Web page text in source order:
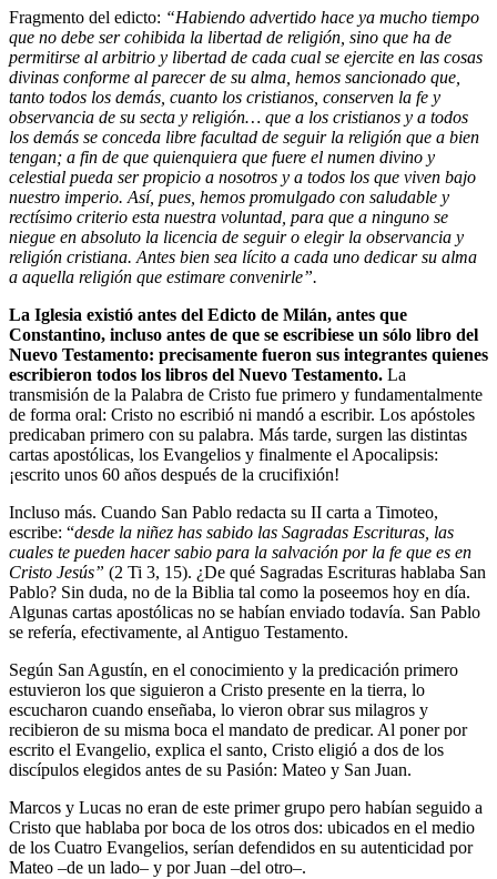
Fragmento del edicto: “Habiendo advertido hace ya mucho tiempo
que no debe ser cohibida la libertad de religión, sino que ha de
permitirse al arbitrio y libertad de cada cual se ejercite en las cosas
divinas conforme al parecer de su alma, hemos sancionado que,
tanto todos los demás, cuanto los cristianos, conserven la fe y
observancia de su secta y religión… que a los cristianos y a todos
los demás se conceda libre facultad de seguir la religión que a bien
tengan; a fin de que quienquiera que fuere el numen divino y
celestial pueda ser propicio a nosotros y a todos los que viven bajo
nuestro imperio. Así, pues, hemos promulgado con saludable y
rectísimo criterio esta nuestra voluntad, para que a ninguno se
niegue en absoluto la licencia de seguir o elegir la observancia y
religión cristiana. Antes bien sea lícito a cada uno dedicar su alma
a aquella religión que estimare convenirle”.
La Iglesia existió antes del Edicto de Milán, antes que
Constantino, incluso antes de que se escribiese un sólo libro del
Nuevo Testamento: precisamente fueron sus integrantes quienes
escribieron todos los libros del Nuevo Testamento. La
transmisión de la Palabra de Cristo fue primero y fundamentalmente
de forma oral: Cristo no escribió ni mandó a escribir. Los apóstoles
predicaban primero con su palabra. Más tarde, surgen las distintas
cartas apostólicas, los Evangelios y finalmente el Apocalipsis:
¡escrito unos 60 años después de la crucifixión!
Incluso más. Cuando San Pablo redacta su II carta a Timoteo,
escribe: “desde la niñez has sabido las Sagradas Escrituras, las
cuales te pueden hacer sabio para la salvación por la fe que es en
Cristo Jesús” (2 Ti 3, 15). ¿De qué Sagradas Escrituras hablaba San
Pablo? Sin duda, no de la Biblia tal como la poseemos hoy en día.
Algunas cartas apostólicas no se habían enviado todavía. San Pablo
se refería, efectivamente, al Antiguo Testamento.
Según San Agustín, en el conocimiento y la predicación primero
estuvieron los que siguieron a Cristo presente en la tierra, lo
escucharon cuando enseñaba, lo vieron obrar sus milagros y
recibieron de su misma boca el mandato de predicar. Al poner por
escrito el Evangelio, explica el santo, Cristo eligió a dos de los
discípulos elegidos antes de su Pasión: Mateo y San Juan.
Marcos y Lucas no eran de este primer grupo pero habían seguido a
Cristo que hablaba por boca de los otros dos: ubicados en el medio
de los Cuatro Evangelios, serían defendidos en su autenticidad por
Mateo –de un lado– y por Juan –del otro–.